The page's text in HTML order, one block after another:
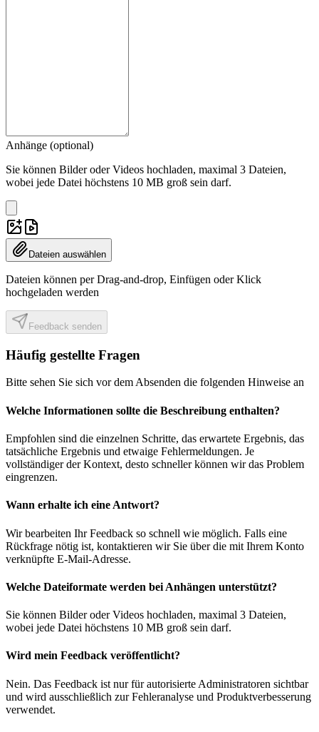
Anhänge (optional)
Sie können Bilder oder Videos hochladen, maximal 3 Dateien,
wobei jede Datei höchstens 10 MB groß sein darf.
Dateien auswählen
Dateien können per Drag-and-drop, Einfügen oder Klick
hochgeladen werden
Feedback senden
Häufig gestellte Fragen
Bitte sehen Sie sich vor dem Absenden die folgenden Hinweise an
Welche Informationen sollte die Beschreibung enthalten?
Empfohlen sind die einzelnen Schritte, das erwartete Ergebnis, das
tatsächliche Ergebnis und etwaige Fehlermeldungen. Je
vollständiger der Kontext, desto schneller können wir das Problem
eingrenzen.
Wann erhalte ich eine Antwort?
Wir bearbeiten Ihr Feedback so schnell wie möglich. Falls eine
Rückfrage nötig ist, kontaktieren wir Sie über die mit Ihrem Konto
verknüpfte E-Mail-Adresse.
Welche Dateiformate werden bei Anhängen unterstützt?
Sie können Bilder oder Videos hochladen, maximal 3 Dateien,
wobei jede Datei höchstens 10 MB groß sein darf.
Wird mein Feedback veröffentlicht?
Nein. Das Feedback ist nur für autorisierte Administratoren sichtbar
und wird ausschließlich zur Fehleranalyse und Produktverbesserung
verwendet.